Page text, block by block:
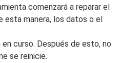
comenzará a reparar el
esta manera, los datos o el
curso. Después de esto, no
se reinicie.